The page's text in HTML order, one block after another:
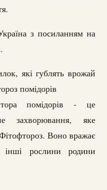
з посиланням на
які гублять врожай
помідорів
помідорів - це
захворювання, яке
Воно вражає
рослини родини